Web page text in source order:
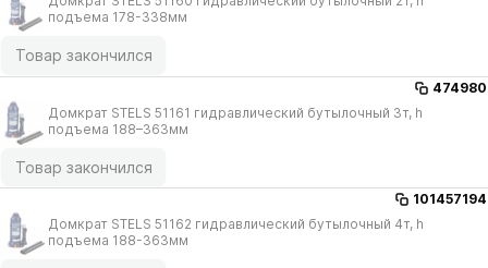
подъема 178-338мм
Товар закончился
474980
Домкрат STELS 51161 гидравлический бутылочный 3т, h
подъема 188–363мм
Товар закончился
101457194
Домкрат STELS 51162 гидравлический бутылочный 4т, h
подъема 188-363мм